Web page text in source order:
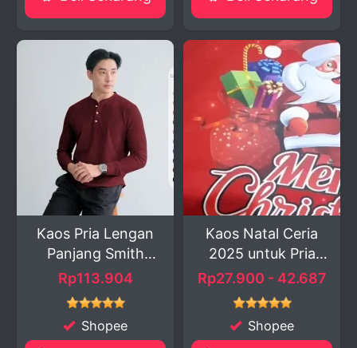
Kaos Pria Lengan
Panjang Smith
Waffl...
Rp113.904
Shopee
Kaos Natal Ceria
2025 untuk Pria
dan...
Rp27.900 - 42.687
Shopee